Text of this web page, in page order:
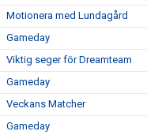
Motionera med Lundagård
Gameday
Viktig seger för Dreamteam
Gameday
Veckans Matcher
Gameday